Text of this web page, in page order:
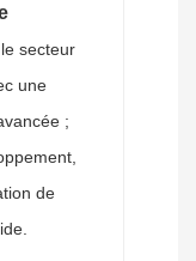
secteur
une
;
de